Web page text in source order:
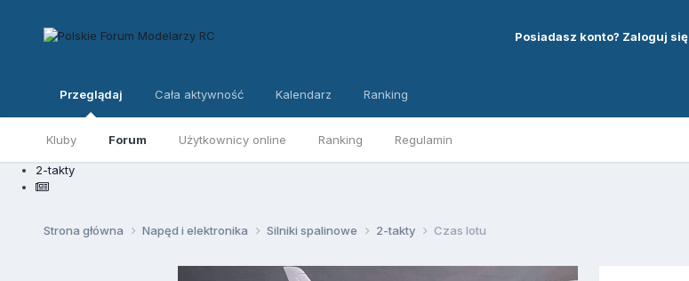
Posiadasz konto? Zaloguj się
Przeglądaj
Kluby Forum Użytkownicy online Ranking Regulamin
Cała aktywność Kalendarz Ranking
2-takty
Strona główna Napęd i elektronika Silniki spalinowe 2-takty Czas lotu